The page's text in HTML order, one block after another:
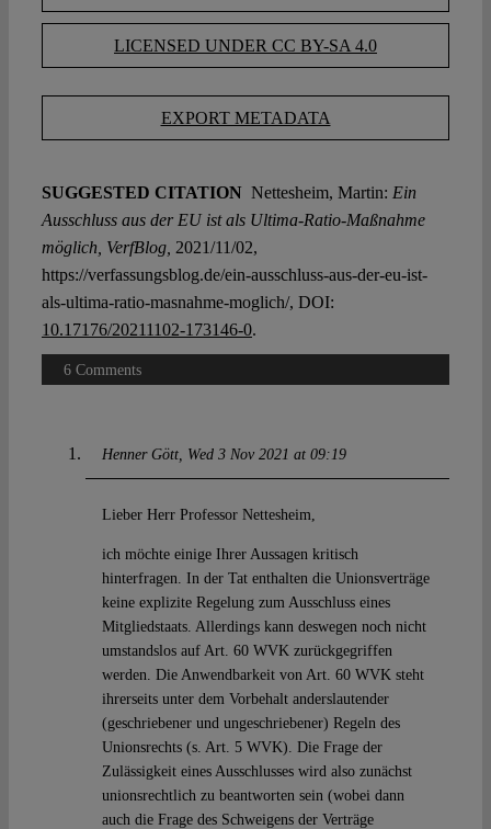
LICENSED UNDER CC BY-SA 4.0
EXPORT METADATA
SUGGESTED CITATION Nettesheim, Martin: Ein
Ausschluss aus der EU ist als Ultima-Ratio-Maßnahme
möglich, VerfBlog, 2021/11/02,
https://verfassungsblog.de/ein-ausschluss-aus-der-eu-ist-
als-ultima-ratio-masnahme-moglich/, DOI:
10.17176/20211102-173146-0.
6 Comments
Henner Gött Wed 3 Nov 2021 at 09:19
Lieber Herr Professor Nettesheim,
ich möchte einige Ihrer Aussagen kritisch
hinterfragen. In der Tat enthalten die Unionsverträge
keine explizite Regelung zum Ausschluss eines
Mitgliedstaats. Allerdings kann deswegen noch nicht
umstandslos auf Art. 60 WVK zurückgegriffen
werden. Die Anwendbarkeit von Art. 60 WVK steht
ihrerseits unter dem Vorbehalt anderslautender
(geschriebener und ungeschriebener) Regeln des
Unionsrechts (s. Art. 5 WVK). Die Frage der
Zulässigkeit eines Ausschlusses wird also zunächst
unionsrechtlich zu beantworten sein (wobei dann
auch die Frage des Schweigens der Verträge